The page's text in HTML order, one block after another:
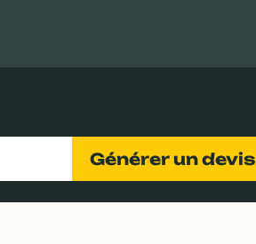
Générer un devis